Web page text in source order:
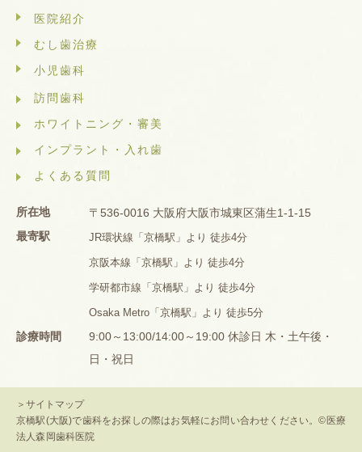
医院紹介
むし歯治療
小児歯科
訪問歯科
ホワイトニング・審美
インプラント・入れ歯
よくある質問
所在地
〒536-0016 大阪府大阪市城東区蒲生1-1-15
最寄駅
JR環状線「京橋駅」より 徒歩4分
京阪本線「京橋駅」より 徒歩4分
学研都市線「京橋駅」より 徒歩4分
Osaka Metro「京橋駅」より 徒歩5分
診療時間
9:00～13:00/14:00～19:00 休診日 木・土午後・
日・祝日
＞サイトマップ
京橋駅(大阪)で歯科をお探しの際はお気軽にお問い合わせください。©医療
法人森岡歯科医院